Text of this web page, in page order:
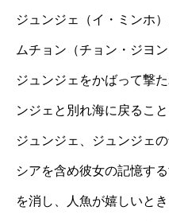
ジュンジェ（イ・ミンホ
ムチョン（チョン・ジヨ
ジュンジェをかばって撃
ンジェと別れ海に戻るこ
ジュンジェ、ジュンジェ
シアを含め彼女の記憶す
を消し、人魚が嬉しいと